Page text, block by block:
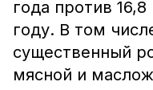
года против
году. В том
существенный
мясной и